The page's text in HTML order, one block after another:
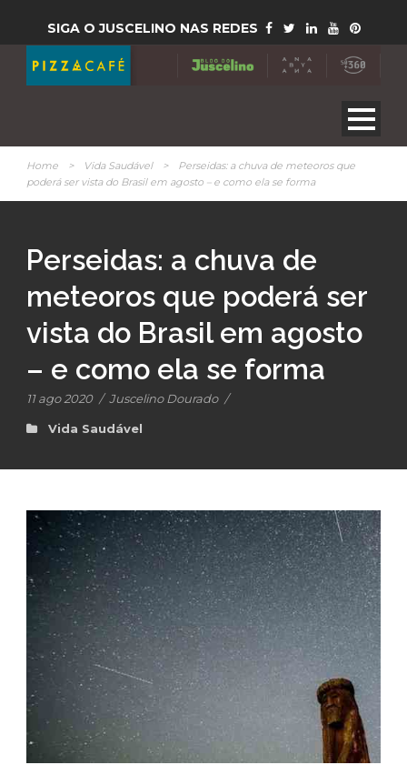
SIGA O JUSCELINO NAS REDES
Home > Vida Saudável >
Perseidas: a chuva de meteoros que
poderá ser vista do Brasil em agosto – e como ela se forma
Perseidas: a chuva de
meteoros que poderá ser
vista do Brasil em agosto
– e como ela se forma
11 ago 2020 / Juscelino Dourado /
Vida Saudável